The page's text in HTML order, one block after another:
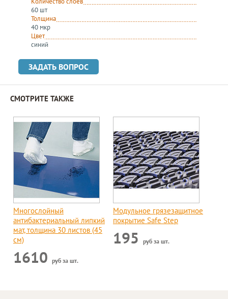
60 шт
Толщина
40 мкр
Цвет
синий
ЗАДАТЬ ВОПРОС
СМОТРИТЕ ТАКЖЕ
Многослойный
антибактериальный липкий
мат, толщина 30 листов (45
см)
1610 руб за шт.
Модульное грязезащитное
покрытие Safe Step
195руб за шт.